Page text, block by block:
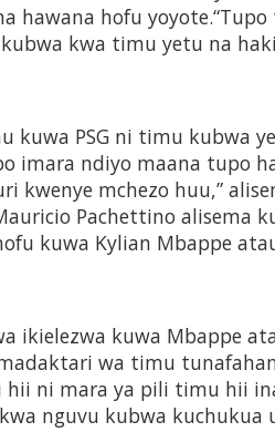
hawana hofu yoyote.
kwa timu yetu na
kuwa PSG ni timu kubwa
imara ndiyo maana tupo
kwenye mchezo huu,”
Pachettino alisema
kuwa Kylian Mbappe
ikielezwa kuwa Mbappe
wa timu
hii ni mara ya pili timu hii
nguvu kubwa kuchukua